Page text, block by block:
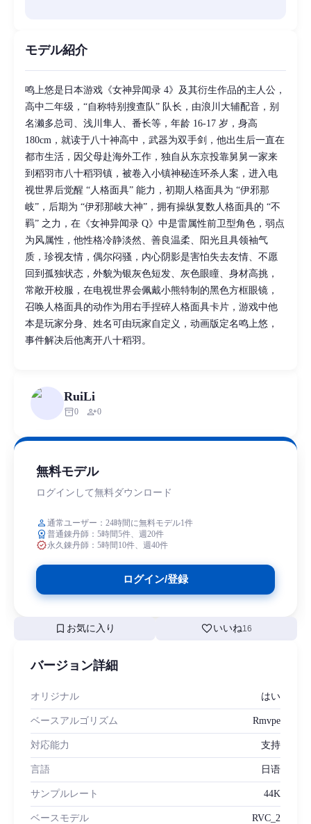
モデル紹介
鸣上悠是日本游戏《女神异闻录 4》及其衍生作品的主人公，
高中二年级，“自称特别搜查队” 队长，由浪川大辅配音，别
名濑多总司、浅川隼人、番长等，年龄 16-17 岁，身高
180cm，就读于八十神高中，武器为双手剑，他出生后一直在
都市生活，因父母赴海外工作，独自从东京投靠舅舅一家来
到稻羽市八十稻羽镇，被卷入小镇神秘连环杀人案，进入电
视世界后觉醒 “人格面具” 能力，初期人格面具为 “伊邪那
岐”，后期为 “伊邪那岐大神”，拥有操纵复数人格面具的 “不
羁” 之力，在《女神异闻录 Q》中是雷属性前卫型角色，弱点
为风属性，他性格冷静淡然、善良温柔、阳光且具领袖气
质，珍视友情，偶尔闷骚，内心阴影是害怕失去友情、不愿
回到孤独状态，外貌为银灰色短发、灰色眼瞳、身材高挑，
常敞开校服，在电视世界会佩戴小熊特制的黑色方框眼镜，
召唤人格面具的动作为用右手捏碎人格面具卡片，游戏中他
本是玩家分身、姓名可由玩家自定义，动画版定名鸣上悠，
事件解决后他离开八十稻羽。
RuiLi
inventory_20 person_add0
無料モデル
ログインして無料ダウンロード
person 通常ユーザー：24時間に無料モデル1件
workspace_premium 普通錬丹師：5時間5件、週20件
verified永久錬丹師：5時間10件、週40件
ログイン/登録
bookmark お気に入り favoriteいいね16
バージョン詳細
オリジナル はい
ベースアルゴリズム Rmvpe
対応能力 支持
言語 日语
サンプルレート 44K
ベースモデル RVC_2